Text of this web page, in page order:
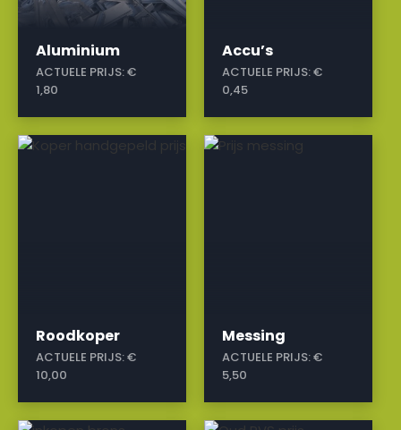
Aluminium
ACTUELE PRIJS:€
1,80
Accu’s
ACTUELE PRIJS:€
0,45
Roodkoper
ACTUELE PRIJS:€
10,00
a
Messing
ACTUELE PRIJS:€
5,50
a